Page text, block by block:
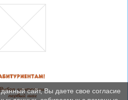
сайт, Вы даете свое согласие